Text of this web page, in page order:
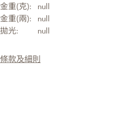
金重(克):
null
金重(兩):
null
拋光:
null
條款及細則